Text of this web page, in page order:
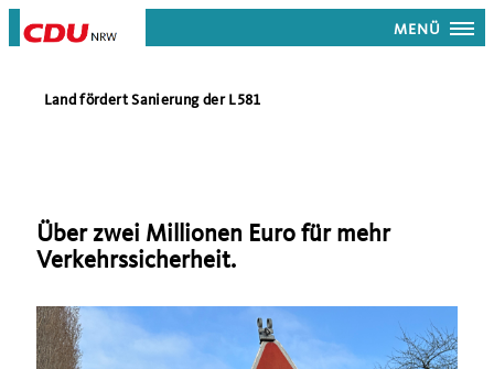
MENÜ
Land fördert Sanierung der L581
Über zwei Millionen Euro für mehr
Verkehrssicherheit.